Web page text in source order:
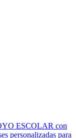
ESCOLAR con
personalizadas para